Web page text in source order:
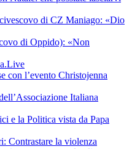
di CZ Maniago: «Dio
di Oppido): «Non
con l’evento Christojenna
Italiana
e la Politica vista da Papa
Contrastare la violenza